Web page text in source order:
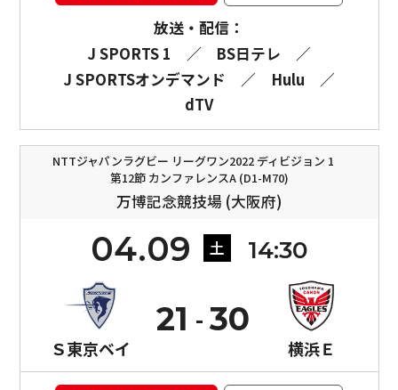
放送・配信：
J SPORTS 1
／ BS日テレ
／
J SPORTSオンデマンド
／ Hulu
／
dTV
NTTジャパンラグビー リーグワン2022 ディビジョン 1
第12節 カンファレンスA (D1-M70)
万博記念競技場 (大阪府)
04.09 土 14:30
Ｓ東京ベイ
21
横浜Ｅ
30